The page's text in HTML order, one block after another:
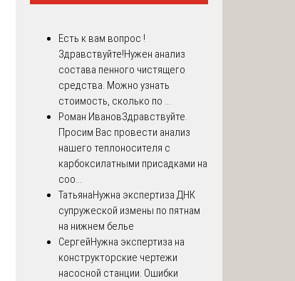
Есть к вам вопрос !
Здравствуйте!Нужен анализ
состава пенного чистящего
средства. Можно узнать
стоимость, сколько по ...
Роман ИвановЗдравствуйте.
Просим Вас провести анализ
нашего теплоносителя с
карбоксилатными присадками на
соо...
ТатьянаНужна экспертиза ДНК
супружеской измены по пятнам
на нижнем белье
СергейНужна экспертиза на
конструкторские чертежи
насосной станции. Ошибки